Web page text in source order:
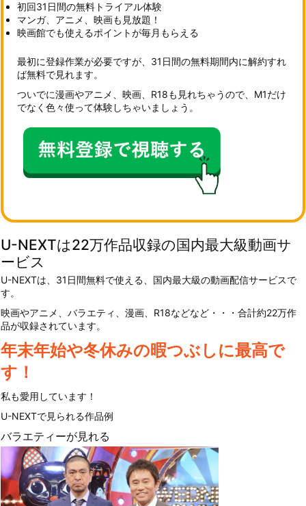
初回31日間の無料トライアル体験
マンガ、アニメ、映画も見放題！
映画館でも使えるポイントが毎月もらえる
最初に登録作業が必要ですが、31日間の無料期間内に解約すれ
ば無料で見れます。
ついでに漫画やアニメ、映画、R18も見れちゃうので、M1だけ
でなく色々使って体験しちゃいましょう。
U-NEXTは22万作品収録の国内最大級動画サ
ービス
U-NEXTは、31日間無料で使える、国内最大級の動画配信サービスで
す。
映画やアニメ、バラエティ、漫画、R18などなど・・・合計約22万作
品が収録されています。
年末年始や冬休みの暇つぶしに最高で
す！
私も愛用しています！
U-NEXTで見られる作品例
バラエティーが見れる